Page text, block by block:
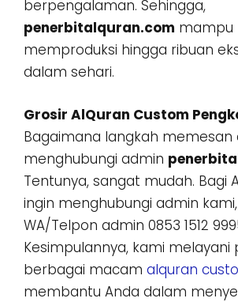
berpengalaman. Sehingga,
penerbitalquran.com mampu
memproduksi hingga ribuan
dalam sehari.
Grosir AlQuran Custom
Bagaimana langkah memesan
menghubungi admin
Tentunya, sangat mudah. Bagi
ingin menghubungi admin
WA/Telpon admin 0853 1512
Kesimpulannya, kami melayani
berbagai macam alquran
membantu Anda dalam